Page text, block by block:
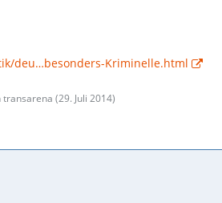
deu…besonders-Kriminelle.html
transarena (29. Juli 2014)